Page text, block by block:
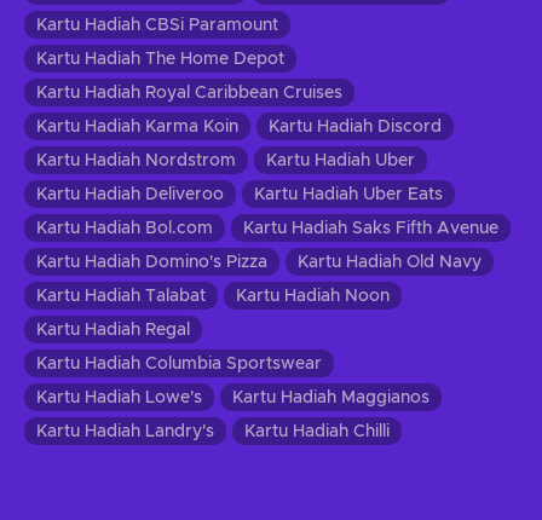
Kartu Hadiah CBSi Paramount
Kartu Hadiah The Home Depot
Kartu Hadiah Royal Caribbean Cruises
Kartu Hadiah Karma Koin
Kartu Hadiah Discord
Kartu Hadiah Nordstrom
Kartu Hadiah Uber
Kartu Hadiah Deliveroo
Kartu Hadiah Uber Eats
Kartu Hadiah Bol.com
Kartu Hadiah Saks Fifth Avenue
Kartu Hadiah Domino's Pizza
Kartu Hadiah Old Navy
Kartu Hadiah Talabat
Kartu Hadiah Noon
Kartu Hadiah Regal
Kartu Hadiah Columbia Sportswear
Kartu Hadiah Lowe's
Kartu Hadiah Maggianos
Kartu Hadiah Landry's
Kartu Hadiah Chilli